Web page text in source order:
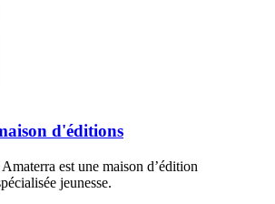
d'éditions
est une maison d’édition
jeunesse.